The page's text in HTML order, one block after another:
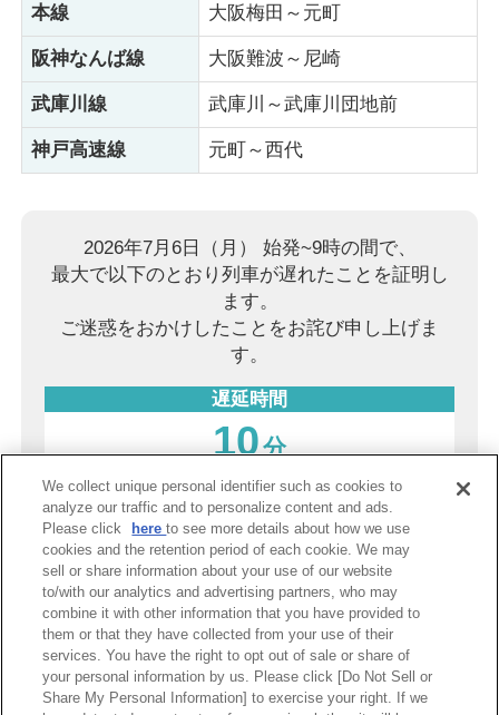
本線 大阪梅田～元町
阪神なんば線 大阪難波～尼崎
武庫川線 武庫川～武庫川団地前
神戸高速線 元町～西代
2026年7月6日（月） 始発~9時の間で、
最大で以下のとおり列車が遅れたことを証明し
ます。
ご迷惑をおかけしたことをお詫び申し上げま
す。
遅延時間
10分
2026年8月9日（日）
阪神電気鉄道株式会社
PDF表示
We collect unique personal identifier such as cookies to
analyze our traffic and to personalize content and ads.
Please click
hereto see more details about how we use
cookies and the retention period of each cookie. We may
sell or share information about your use of our website
to/with our analytics and advertising partners, who may
combine it with other information that you have provided to
them or that they have collected from your use of their
services. You have the right to opt out of sale or share of
your personal information by us. Please click [Do Not Sell or
Share My Personal Information] to exercise your right. If we